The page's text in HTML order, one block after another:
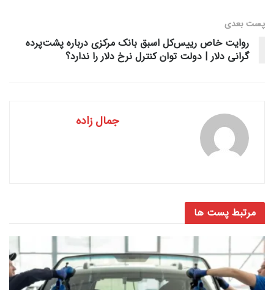
پست‌ بعدی
روایت خاص رییس‌کل اسبق بانک مرکزی درباره پشت‌پرده
گرانی دلار | دولت توان کنترل نرخ دلار را ندارد؟
جمال زاده
مرتبط پست ها